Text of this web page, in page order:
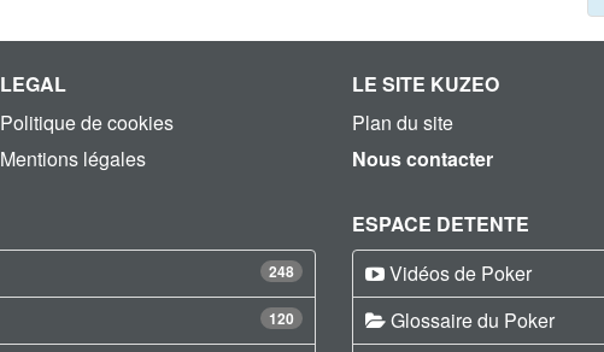
LEGAL
Politique de cookies
Mentions légales
LE SITE KUZEO
Plan du site
Nous contacter
248
120
ESPACE DETENTE
Vidéos de Poker
Glossaire du Poker